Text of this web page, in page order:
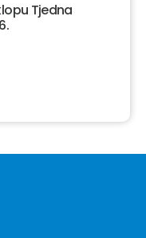
Tjedna